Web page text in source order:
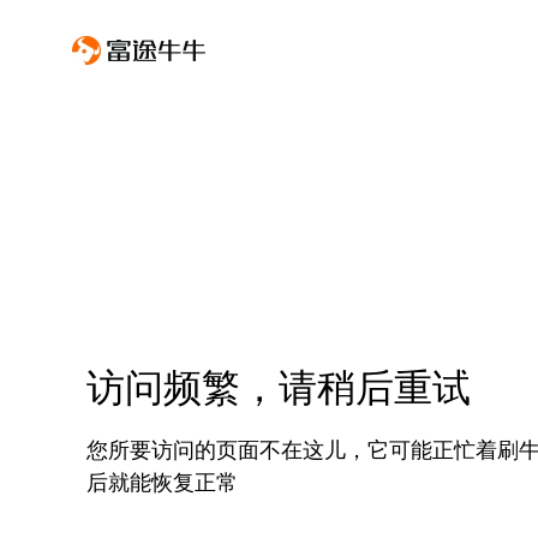
访问频繁，请稍后重试
您所要访问的页面不在这儿，它可能正忙着刷
后就能恢复正常